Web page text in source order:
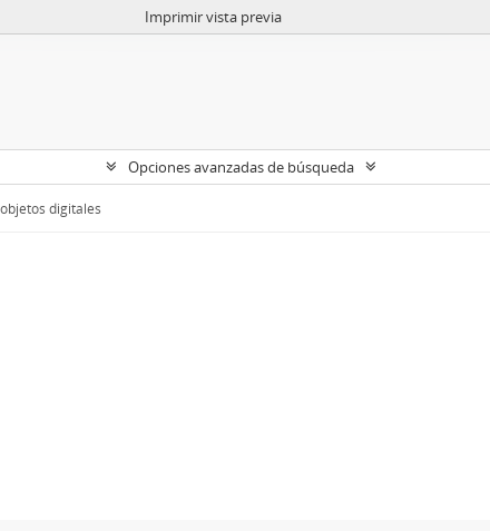
Imprimir vista previa
Opciones avanzadas de búsqueda
digitales